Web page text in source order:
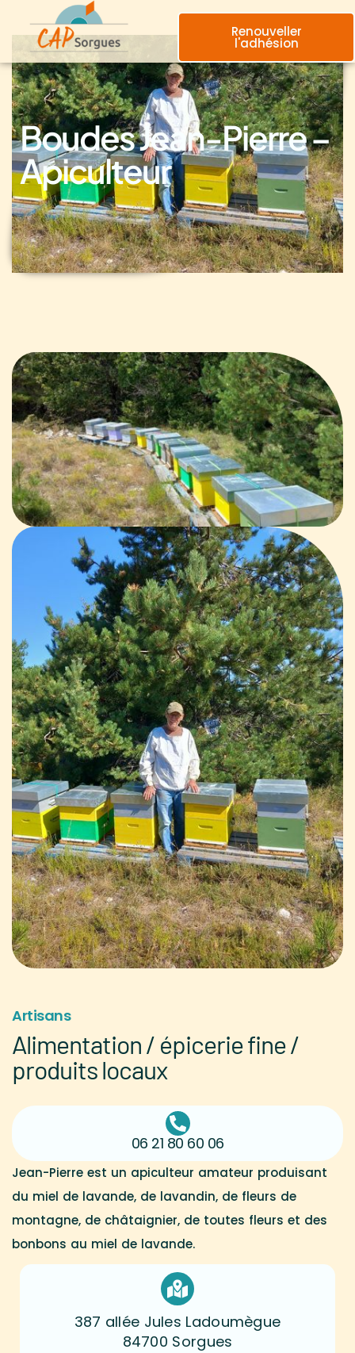
Renouveller
l'adhésion
Boudes Jean-Pierre –
Apiculteur
Artisans
Alimentation / épicerie fine /
produits locaux
06 21 80 60 06
Jean-Pierre est un apiculteur amateur produisant
du miel de lavande, de lavandin, de fleurs de
montagne, de châtaignier, de toutes fleurs et des
bonbons au miel de lavande.
387 allée Jules Ladoumègue
84700 Sorgues